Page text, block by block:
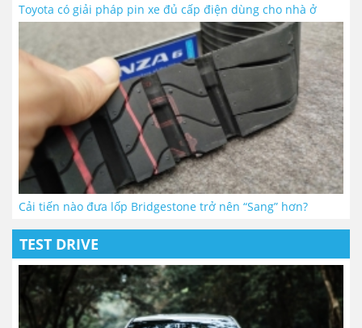
Toyota có giải pháp pin xe đủ cấp điện dùng cho nhà ở
Cải tiến nào đưa lốp Bridgestone trở nên “Sang” hơn?
TEST DRIVE